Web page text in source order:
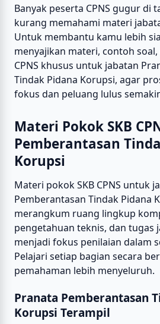
Banyak peserta CPNS gugur di
kurang memahami materi
Untuk membantu kamu lebih
menyajikan materi, contoh
CPNS khusus untuk jabatan
Tindak Pidana Korupsi, agar
fokus dan peluang lulus
Materi Pokok SKB
Pemberantasan
Korupsi
Materi pokok SKB CPNS untuk
Pemberantasan Tindak Pidana
merangkum ruang lingkup
pengetahuan teknis, dan tugas
menjadi fokus penilaian dalam
Pelajari setiap bagian secara
pemahaman lebih menyeluruh.
Pranata Pemberantasan
Korupsi Terampil